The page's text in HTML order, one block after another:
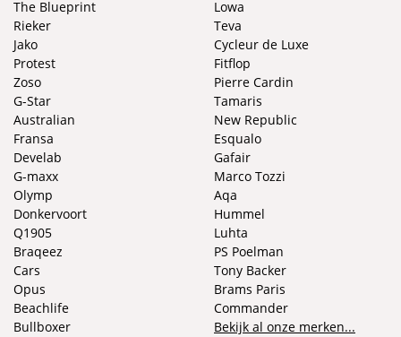
The Blueprint
Rieker
Jako
Protest
Zoso
Lowa
Teva
Cycleur de Luxe
Fitflop
Pierre Cardin
G-Star
Australian
Fransa
Develab
G-maxx
Olymp
Donkervoort
Q1905
Braqeez
Cars
Opus
Beachlife
Bullboxer
Tamaris
New Republic
Esqualo
Gafair
Marco Tozzi
Aqa
Hummel
Luhta
PS Poelman
Tony Backer
Brams Paris
Commander
Bekijk al onze merken...